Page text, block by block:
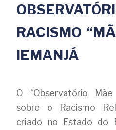
RACISMO
IEMANJÁ
O “Observatório
sobre o Racismo
criado no Estado do